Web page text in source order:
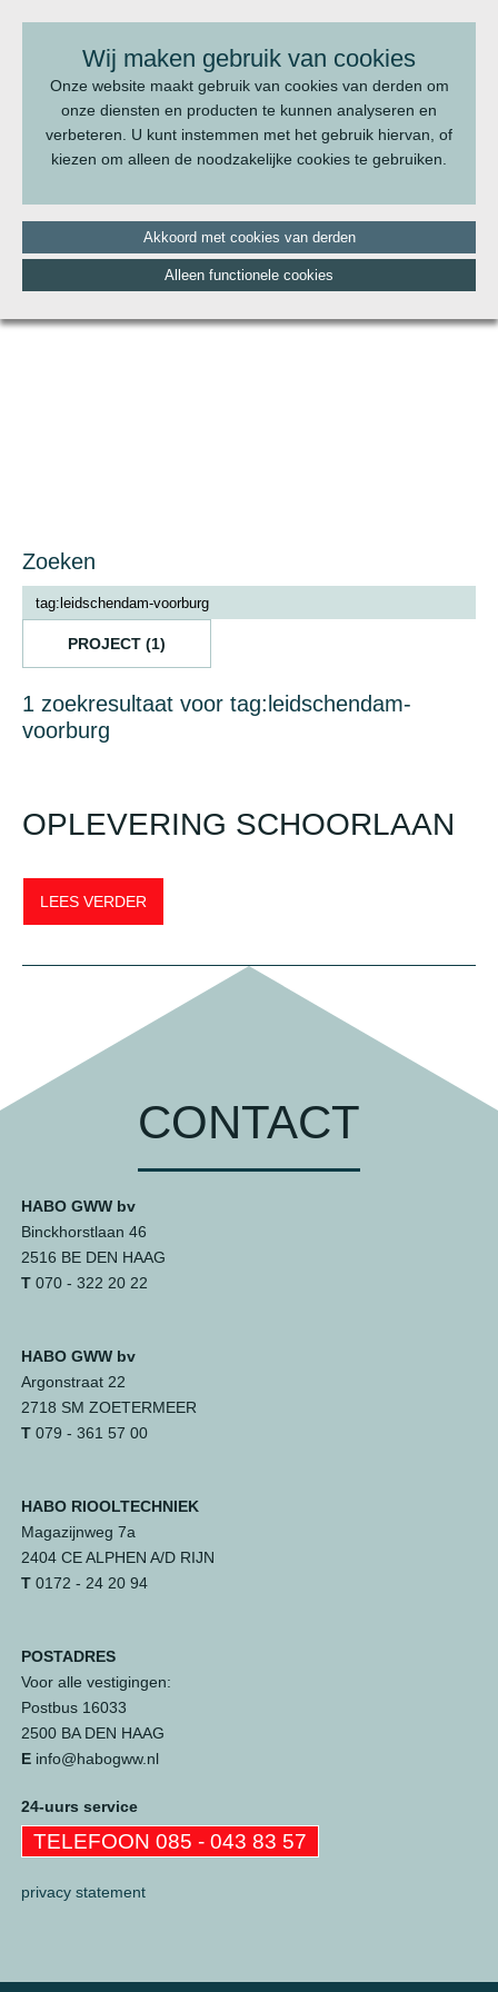
Wij maken gebruik van cookies
Onze website maakt gebruik van cookies van derden om
onze diensten en producten te kunnen analyseren en
verbeteren. U kunt instemmen met het gebruik hiervan, of
kiezen om alleen de noodzakelijke cookies te gebruiken.
Akkoord met cookies van derden
Alleen functionele cookies
BEL ONS:070 - 322 20 22
Zoeken
PROJECT (1)
1 zoekresultaat voor tag:leidschendam-
voorburg
OPLEVERING SCHOORLAAN
LEES VERDER
CONTACT
HABO GWW bv
Binckhorstlaan 46
2516 BE DEN HAAG
T070 - 322 20 22
HABO GWW bv
Argonstraat 22
2718 SM ZOETERMEER
T079 - 361 57 00
HABO RIOOLTECHNIEK
Magazijnweg 7a
2404 CE ALPHEN A/D RIJN
T0172 - 24 20 94
POSTADRES
Voor alle vestigingen:
Postbus 16033
2500 BA DEN HAAG
Einfo@habogww.nl
24-uurs service
TELEFOON 085 - 043 83 57
privacy statement